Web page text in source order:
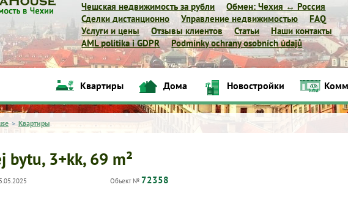
Чешская недвижимость за рубли
Обмен: Чехия ↔ Россия
Сделки дистанционно
Управление недвижимостью
FAQ
Услуги и цены
Отзывы клиентов Статьи
Наши контакты
AML politika i GDPR
Podmínky ochrany osobních údajů
Квартиры
Квартиры Дома Новостройки
> Квартиры
bytu, 3+kk, 69 m²
Объект № 72358